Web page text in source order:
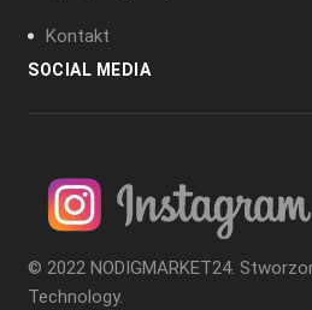
Kontakt
SOCIAL MEDIA
© 2022 NODIGMARKET24.
Technology.